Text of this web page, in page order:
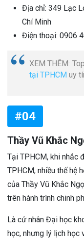
Địa chỉ: 349 Lạc
Chí Minh
Điện thoại: 0906
XEM THÊM:
tại TPHCM uy
#04
Thầy Vũ Khắc
Tại TPHCM, khi nhắc
TPHCM, nhiều thế hệ
của Thầy Vũ Khắc
trên hành trình chinh
Là cử nhân Đại học
học, nhưng lý lịch học